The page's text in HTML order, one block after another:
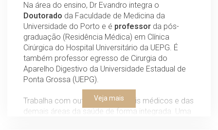
Na área do ensino, Dr Evandro integra o
Doutorado da Faculdade de Medicina da
Universidade do Porto e é professor da pós-
graduação (Residência Médica) em Clínica
Cirúrgica do Hospital Universitário da UEPG. É
também professor egresso de Cirurgia do
Aparelho Digestivo da Universidade Estadual de
Ponta Grossa (UEPG).
Trabalha com outros profissionais médicos e das
demais áreas da saúde de forma integrada. Uma
Veja mais